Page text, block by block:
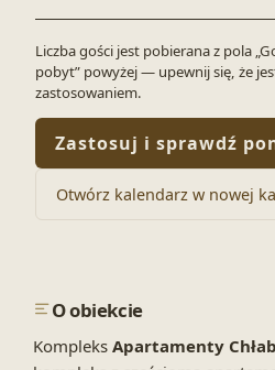
Liczba gości jest pobierana z pola
pobyt” powyżej — upewnij się, że
zastosowaniem.
Zastosuj i sprawdź
Otwórz kalendarz w nowej
O obiekcie
KompleksApartamenty